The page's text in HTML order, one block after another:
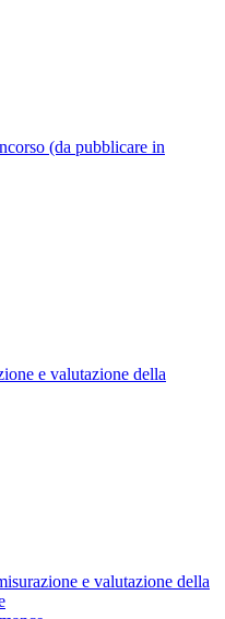
(da pubblicare in
e valutazione della
e valutazione della